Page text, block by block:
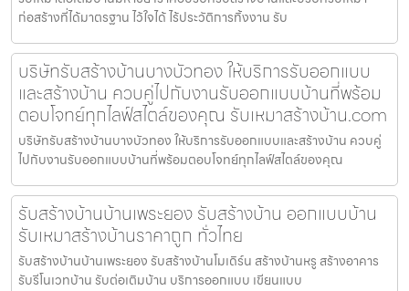
ก่อสร้างที่ได้มาตรฐาน ไว้ใจได้ ไร้ประวัติการทิ้งงาน รับ
บริษัทรับสร้างบ้านบางบัวทอง ให้บริการรับออกแบบ
และสร้างบ้าน ควบคู่ไปกับงานรับออกแบบบ้านที่พร้อม
ตอบโจทย์ทุกไลฟ์สไตล์ของคุณ รับเหมาสร้างบ้าน.com
บริษัทรับสร้างบ้านบางบัวทอง ให้บริการรับออกแบบและสร้างบ้าน ควบคู่
ไปกับงานรับออกแบบบ้านที่พร้อมตอบโจทย์ทุกไลฟ์สไตล์ของคุณ
รับสร้างบ้านบ้านเพระยอง รับสร้างบ้าน ออกแบบบ้าน
รับเหมาสร้างบ้านราคาถูก ทั่วไทย
รับสร้างบ้านบ้านเพระยอง รับสร้างบ้านโมเดิร์น สร้างบ้านหรู สร้างอาคาร
รับรีโนเวทบ้าน รับต่อเติมบ้าน บริการออกแบบ เขียนแบบ